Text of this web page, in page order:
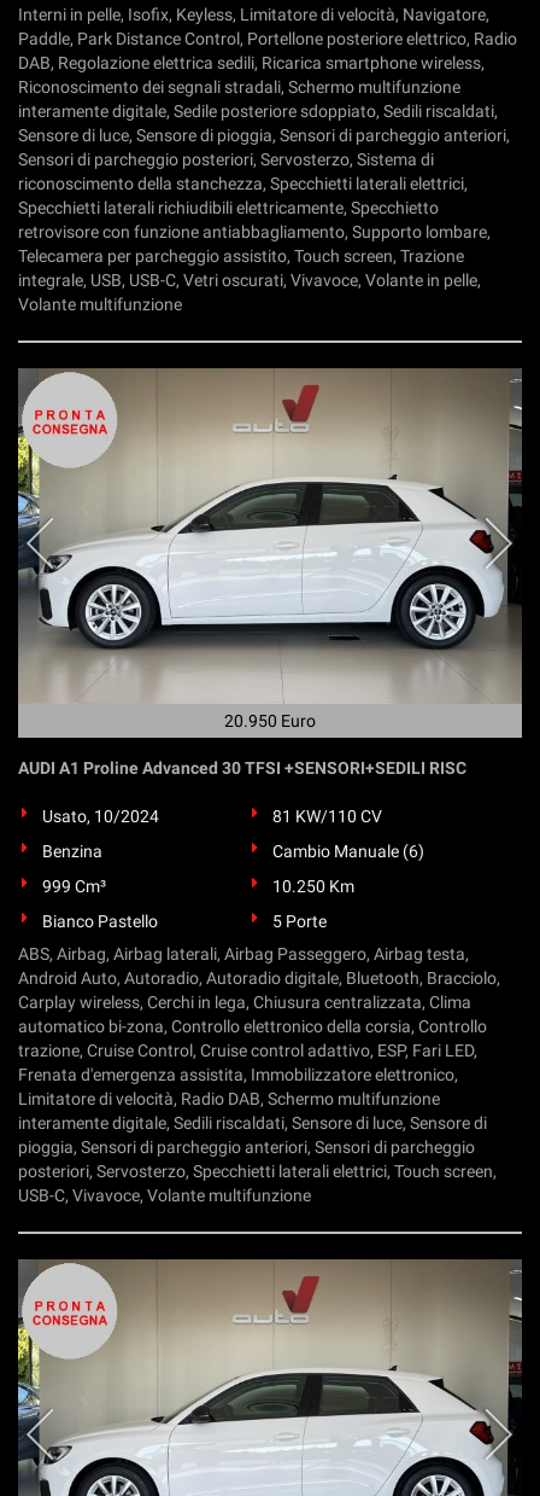
Interni in pelle, Isofix, Keyless, Limitatore di velocità, Navigatore,
Paddle, Park Distance Control, Portellone posteriore elettrico, Radio
DAB, Regolazione elettrica sedili, Ricarica smartphone wireless,
Riconoscimento dei segnali stradali, Schermo multifunzione
interamente digitale, Sedile posteriore sdoppiato, Sedili riscaldati,
Sensore di luce, Sensore di pioggia, Sensori di parcheggio anteriori,
Sensori di parcheggio posteriori, Servosterzo, Sistema di
riconoscimento della stanchezza, Specchietti laterali elettrici,
Specchietti laterali richiudibili elettricamente, Specchietto
retrovisore con funzione antiabbagliamento, Supporto lombare,
Telecamera per parcheggio assistito, Touch screen, Trazione
integrale, USB, USB-C, Vetri oscurati, Vivavoce, Volante in pelle,
Volante multifunzione
20.950 Euro
AUDI A1 Proline Advanced 30 TFSI +SENSORI+SEDILI RISC
Usato, 10/2024
81 KW/110 CV
Benzina
Cambio Manuale (6)
999 Cm³
10.250 Km
Bianco Pastello
5 Porte
ABS, Airbag, Airbag laterali, Airbag Passeggero, Airbag testa,
Android Auto, Autoradio, Autoradio digitale, Bluetooth, Bracciolo,
Carplay wireless, Cerchi in lega, Chiusura centralizzata, Clima
automatico bi-zona, Controllo elettronico della corsia, Controllo
trazione, Cruise Control, Cruise control adattivo, ESP, Fari LED,
Frenata d'emergenza assistita, Immobilizzatore elettronico,
Limitatore di velocità, Radio DAB, Schermo multifunzione
interamente digitale, Sedili riscaldati, Sensore di luce, Sensore di
pioggia, Sensori di parcheggio anteriori, Sensori di parcheggio
posteriori, Servosterzo, Specchietti laterali elettrici, Touch screen,
USB-C, Vivavoce, Volante multifunzione